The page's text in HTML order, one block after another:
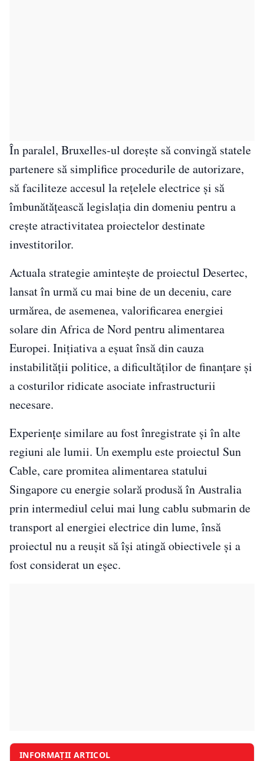
În paralel, Bruxelles-ul dorește să convingă statele
partenere să simplifice procedurile de autorizare,
să faciliteze accesul la rețelele electrice și să
îmbunătățească legislația din domeniu pentru a
crește atractivitatea proiectelor destinate
investitorilor.
Actuala strategie amintește de proiectul Desertec,
lansat în urmă cu mai bine de un deceniu, care
urmărea, de asemenea, valorificarea energiei
solare din Africa de Nord pentru alimentarea
Europei. Inițiativa a eșuat însă din cauza
instabilității politice, a dificultăților de finanțare și
a costurilor ridicate asociate infrastructurii
necesare.
Experiențe similare au fost înregistrate și în alte
regiuni ale lumii. Un exemplu este proiectul Sun
Cable, care promitea alimentarea statului
Singapore cu energie solară produsă în Australia
prin intermediul celui mai lung cablu submarin de
transport al energiei electrice din lume, însă
proiectul nu a reușit să își atingă obiectivele și a
fost considerat un eșec.
INFORMAȚII ARTICOL